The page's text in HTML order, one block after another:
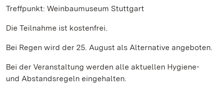
Treffpunkt: Weinbaumuseum Stuttgart
Die Teilnahme ist kostenfrei.
Bei Regen wird der 25. August als Alternative angeboten.
Bei der Veranstaltung werden alle aktuellen Hygiene-
und Abstandsregeln eingehalten.